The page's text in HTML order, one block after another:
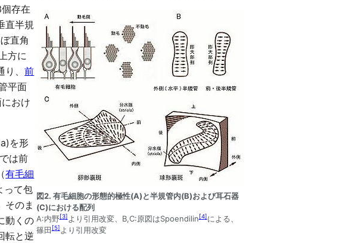
図2. 有毛細胞の形態的極性(A)と半規管内(B)および耳石器
(C)における配列
A:内野 [3]より引用改変、B,C:原図はSpoendilin [4]による、
篠田 [5]より引用改変
存在
直半規
直角
方に
り、前
平面
おけ
を形
は前
有毛細
って包
そのま
動くの
転と逆